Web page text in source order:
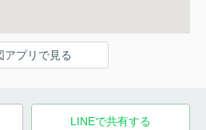
アプリで見る
LINEで共有する